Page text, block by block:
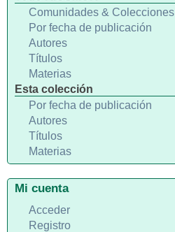
Comunidades & Colecciones
Por fecha de publicación
Autores
Títulos
Materias
Esta colección
Por fecha de publicación
Autores
Títulos
Materias
Mi cuenta
Acceder
Registro